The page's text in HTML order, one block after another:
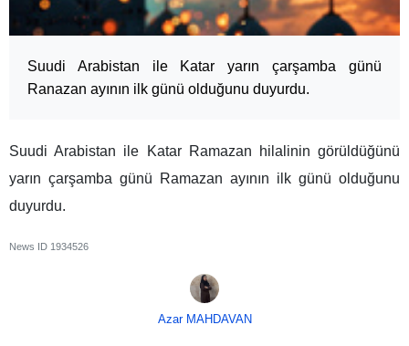
Suudi Arabistan ile Katar yarın çarşamba günü
Ranazan ayının ilk günü olduğunu duyurdu.
Suudi Arabistan ile Katar Ramazan hilalinin görüldüğünü
yarın çarşamba günü Ramazan ayının ilk günü olduğunu
duyurdu.
News ID 1934526
Azar MAHDAVAN